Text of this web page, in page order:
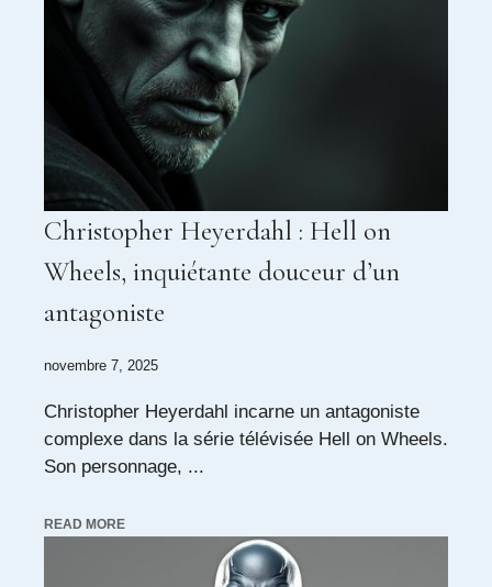
Christopher Heyerdahl : Hell on
Wheels, inquiétante douceur d’un
antagoniste
novembre 7, 2025
Christopher Heyerdahl incarne un antagoniste
complexe dans la série télévisée Hell on Wheels.
Son personnage, ...
READ MORE